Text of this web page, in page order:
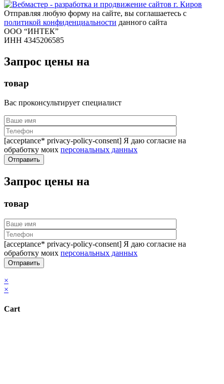
Отправляя любую форму на сайте, вы соглашаетесь с
политикой конфиденциальности данного сайта
ООО “ИНТЕК”
ИНН 4345206585
Запрос цены на
товар
Вас проконсультирует специалист
[acceptance* privacy-policy-consent] Я даю согласие на
обработку моих персональных данных
Запрос цены на
товар
[acceptance* privacy-policy-consent] Я даю согласие на
обработку моих персональных данных
×
×
Cart